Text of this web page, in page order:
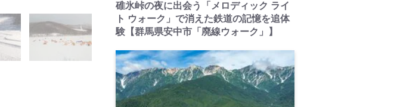
碓氷峠の夜に出会う「メロディック ライ
ト ウォーク」で消えた鉄道の記憶を追体
験【群馬県安中市「廃線ウォーク」】